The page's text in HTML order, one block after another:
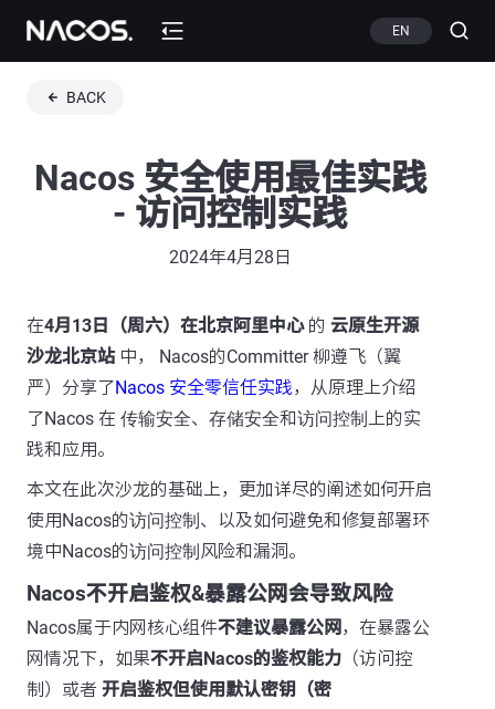
EN
BACK
Nacos 安全使用最佳实践
- 访问控制实践
2024年4月28日
在4月13日（周六）在北京阿里中心的 云原生开源
沙龙北京站中， Nacos的Committer 柳遵飞（翼
严）分享了Nacos 安全零信任实践，从原理上介绍
了Nacos 在 传输安全、 存储安全和访问控制上的实
践和应用。
本文在此次沙龙的基础上，更加详尽的阐述如何开启
使用Nacos的访问控制、以及如何避免和修复部署环
境中Nacos的访问控制风险和漏洞。
Nacos不开启鉴权&暴露公网会导致风险
Nacos属于内网核心组件不建议暴露公网 ，在暴露公
网情况下，如果不开启Nacos的鉴权能力 （访问控
制）或者 开启鉴权但使用默认密钥（密